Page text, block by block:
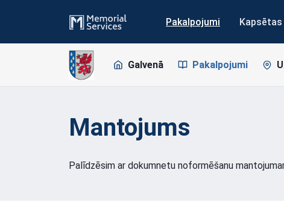
Pakalpojumi Kapsētas
Galvenā Pakalpojumi
Mantojums
Palīdzēsim ar dokumnetu noformēšanu